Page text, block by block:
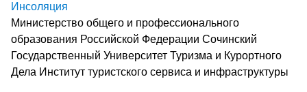
Инсоляция
Министерство общего и профессионального
образования Российской Федерации Сочинский
Государственный Университет Туризма и Курортного
Дела Институт туристского сервиса и инфраструктуры